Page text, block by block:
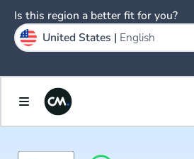
Is this region a better fit for you?
United States | English